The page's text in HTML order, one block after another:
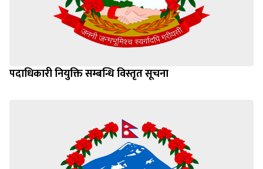
पदाधिकारी नियुक्ति सम्बन्धि विस्तृत सूचना